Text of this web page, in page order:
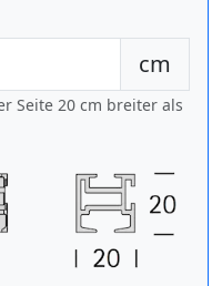
cm
Seite 20 cm breiter als